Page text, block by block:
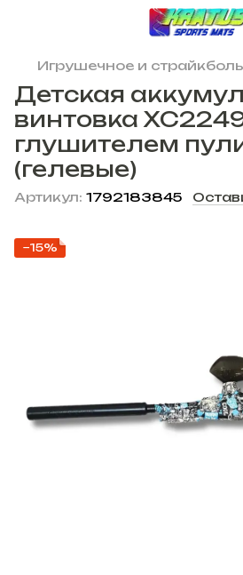
Игрушечное и
Детская
винтовка
глушителем
(гелевые)
Артикул: 1792183845
−15%